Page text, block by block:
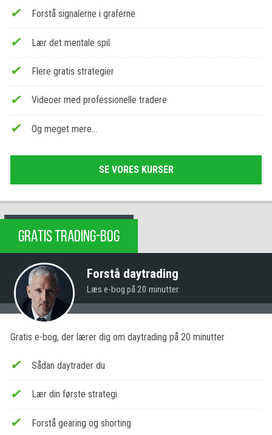
Forstå signalerne i graferne
Lær det mentale spil
Flere gratis strategier
Videoer med professionelle tradere
Og meget mere…
SE VORES KURSER
GRATIS TRADING-BOG
Forstå daytrading
Læs e-bog på 20 minutter.
Gratis e-bog, der lærer dig om daytrading på 20 minutter
Sådan daytrader du
Lær din første strategi
Forstå gearing og shorting